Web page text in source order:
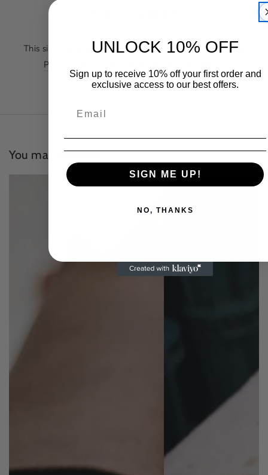
This site is protected by hCaptcha and the hCaptcha
Privacy Policy
You may also like
UNLOCK 10% OFF
Sign up to receive 10% off your first order and
exclusive access to our best offers.
SIGN ME UP!
NO, THANKS